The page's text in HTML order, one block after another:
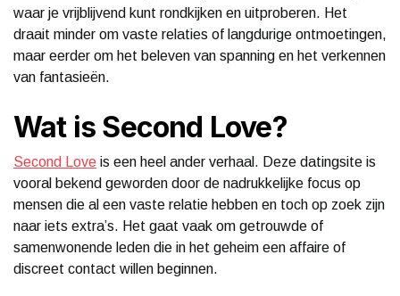
waar je vrijblijvend kunt rondkijken en uitproberen. Het
draait minder om vaste relaties of langdurige ontmoetingen,
maar eerder om het beleven van spanning en het verkennen
van fantasieën.
Wat is Second Love?
Second Love is een heel ander verhaal. Deze datingsite is
vooral bekend geworden door de nadrukkelijke focus op
mensen die al een vaste relatie hebben en toch op zoek zijn
naar iets extra’s. Het gaat vaak om getrouwde of
samenwonende leden die in het geheim een affaire of
discreet contact willen beginnen.